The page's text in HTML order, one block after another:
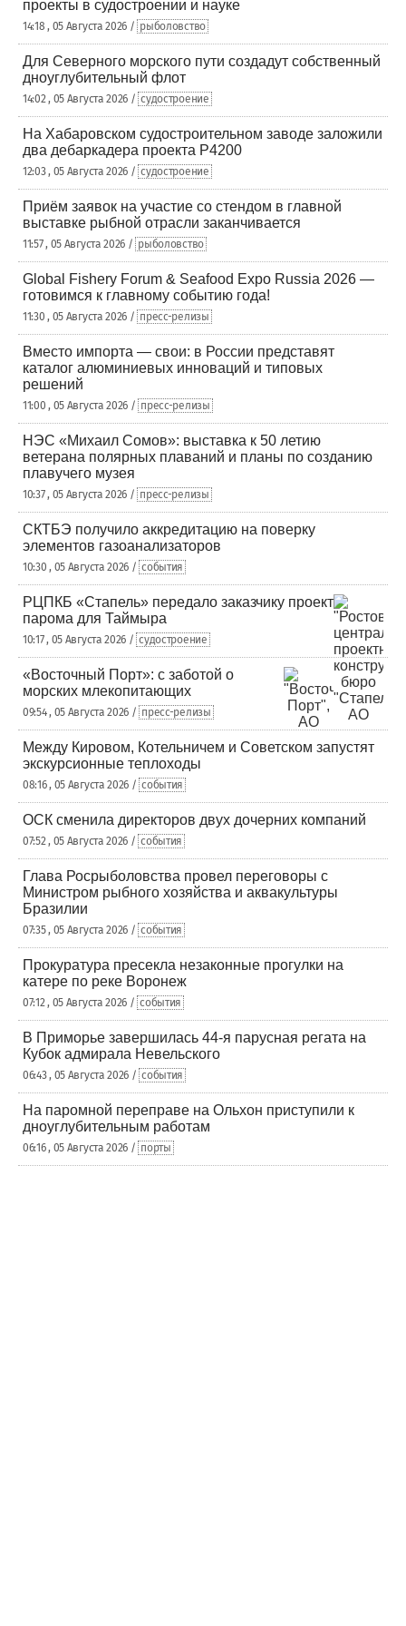
проекты в судостроении и науке
14:18 , 05 Августа 2026 / рыболовство
Для Северного морского пути создадут собственный
дноуглубительный флот
14:02 , 05 Августа 2026 / судостроение
На Хабаровском судостроительном заводе заложили
два дебаркадера проекта Р4200
12:03 , 05 Августа 2026 / судостроение
Приём заявок на участие со стендом в главной
выставке рыбной отрасли заканчивается
11:57 , 05 Августа 2026 / рыболовство
Global Fishery Forum & Seafood Expo Russia 2026 —
готовимся к главному событию года!
11:30 , 05 Августа 2026 / пресс-релизы
Вместо импорта — свои: в России представят
каталог алюминиевых инноваций и типовых
решений
11:00 , 05 Августа 2026 / пресс-релизы
НЭС «Михаил Сомов»: выставка к 50 летию
ветерана полярных плаваний и планы по созданию
плавучего музея
10:37 , 05 Августа 2026 / пресс-релизы
СКТБЭ получило аккредитацию на поверку
элементов газоанализаторов
10:30 , 05 Августа 2026 / события
РЦПКБ «Стапель» передало заказчику проект
парома для Таймыра
10:17 , 05 Августа 2026 / судостроение
«Восточный Порт»: с заботой о
морских млекопитающих
09:54 , 05 Августа 2026 / пресс-релизы
Между Кировом, Котельничем и Советском запустят
экскурсионные теплоходы
08:16 , 05 Августа 2026 / события
ОСК сменила директоров двух дочерних компаний
07:52 , 05 Августа 2026 / события
Глава Росрыболовства провел переговоры с
Министром рыбного хозяйства и аквакультуры
Бразилии
07:35 , 05 Августа 2026 / события
Прокуратура пресекла незаконные прогулки на
катере по реке Воронеж
07:12 , 05 Августа 2026 / события
В Приморье завершилась 44-я парусная регата на
Кубок адмирала Невельского
06:43 , 05 Августа 2026 / события
На паромной переправе на Ольхон приступили к
дноуглубительным работам
06:16 , 05 Августа 2026 / порты